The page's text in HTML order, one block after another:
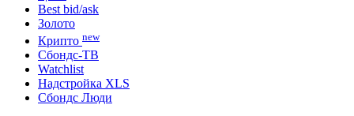
Best bid/ask
Золото
Крипто new
Сбондс-ТВ
Watchlist
Надстройка XLS
Сбондс Люди